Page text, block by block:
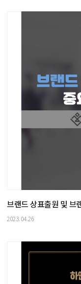
브랜드 상표출원 및 브
2023.04.26